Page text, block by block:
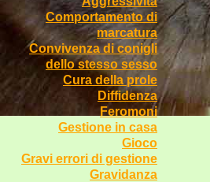
Comportamento di
marcatura
Convivenza di conigli
dello stesso sesso
Cura della prole
Diffidenza
Feromoni
Gestione in casa
Gioco
Gravi errori di gestione
Gravidanza